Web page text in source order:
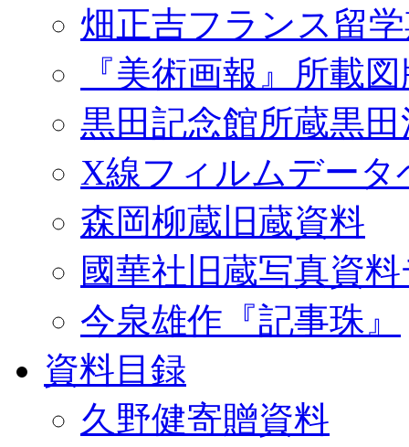
畑正吉フランス留
『美術画報』所載
黒田記念館所蔵黒
X線フィルムデータ
森岡柳蔵旧蔵資料
國華社旧蔵写真資
今泉雄作『記事珠』
資料目録
久野健寄贈資料